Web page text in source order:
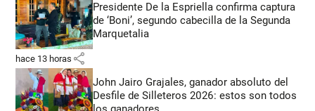
Presidente De la Espriella confirma captura
de ‘Boni’, segundo cabecilla de la Segunda
Marquetalia
hace 13 horas share
John Jairo Grajales, ganador absoluto del
Desfile de Silleteros 2026: estos son todos